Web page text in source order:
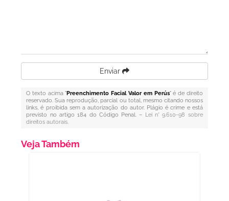
Enviar
O texto acima "Preenchimento Facial Valor em Perús" é de direito
reservado. Sua reprodução, parcial ou total, mesmo citando nossos
links, é proibida sem a autorização do autor. Plágio é crime e está
previsto no artigo 184 do Código Penal. – Lei n° 9.610-98 sobre
direitos autorais.
Veja Também